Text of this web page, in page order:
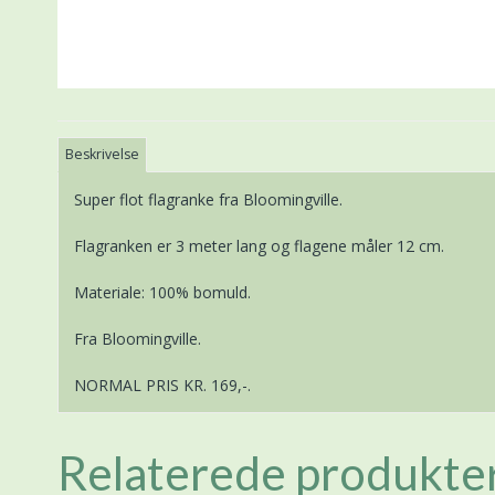
Beskrivelse
Super flot flagranke fra Bloomingville.
Flagranken er 3 meter lang og flagene måler 12 cm.
Materiale: 100% bomuld.
Fra Bloomingville.
NORMAL PRIS KR. 169,-.
Relaterede